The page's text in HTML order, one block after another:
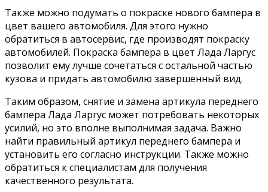
Также можно подумать о покраске нового бампера в
цвет вашего автомобиля. Для этого нужно
обратиться в автосервис, где производят покраску
автомобилей. Покраска бампера в цвет Лада Ларгус
позволит ему лучше сочетаться с остальной частью
кузова и придать автомобилю завершенный вид.
Таким образом, снятие и замена артикула переднего
бампера Лада Ларгус может потребовать некоторых
усилий, но это вполне выполнимая задача. Важно
найти правильный артикул переднего бампера и
установить его согласно инструкции. Также можно
обратиться к специалистам для получения
качественного результата.